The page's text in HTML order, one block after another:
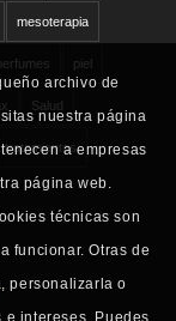
mesoterapia
piel
Salud
tratamientos
archivo de
nuestra página
a empresas
página web.
técnicas son
funcionar. Otras de
personalizarla o
intereses. Puedes